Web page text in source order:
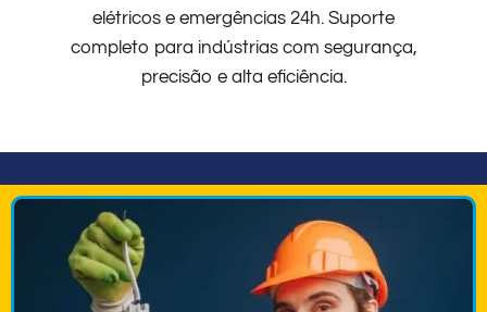
elétricos e emergências 24h. Suporte
completo para indústrias com segurança,
precisão e alta eficiência.